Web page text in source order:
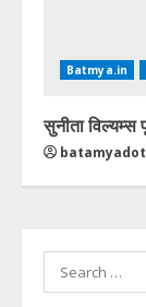
Batmya.in
सुनीता
Search
for: